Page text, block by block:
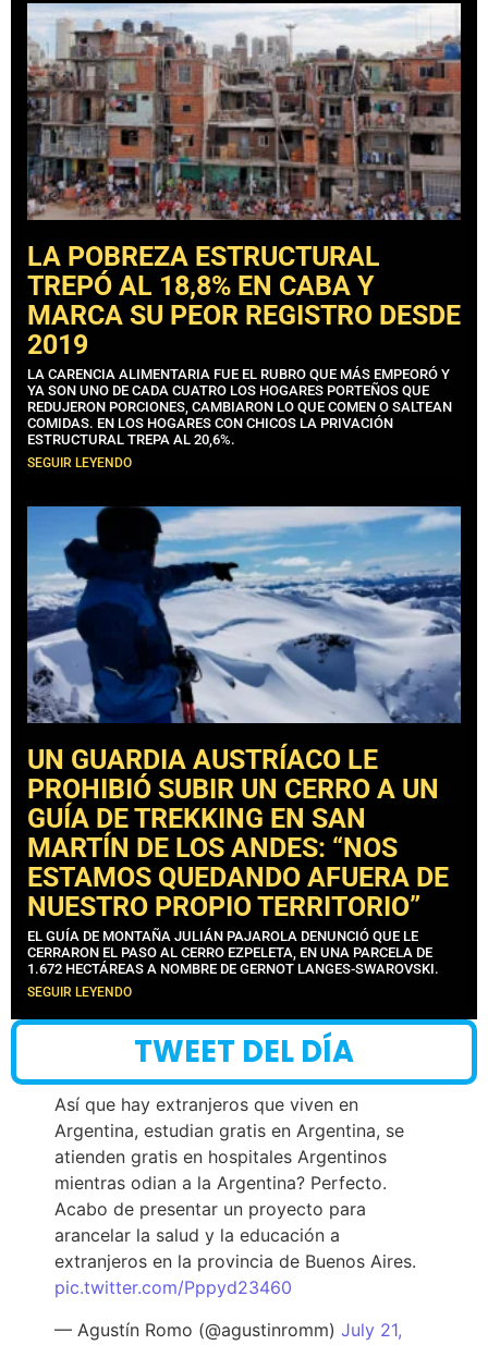
LA POBREZA ESTRUCTURAL
TREPÓ AL 18,8% EN CABA Y
MARCA SU PEOR REGISTRO DESDE
2019
LA CARENCIA ALIMENTARIA FUE EL RUBRO QUE MÁS EMPEORÓ Y
YA SON UNO DE CADA CUATRO LOS HOGARES PORTEÑOS QUE
REDUJERON PORCIONES, CAMBIARON LO QUE COMEN O SALTEAN
COMIDAS. EN LOS HOGARES CON CHICOS LA PRIVACIÓN
ESTRUCTURAL TREPA AL 20,6%.
SEGUIR LEYENDO
UN GUARDIA AUSTRÍACO LE
PROHIBIÓ SUBIR UN CERRO A UN
GUÍA DE TREKKING EN SAN
MARTÍN DE LOS ANDES: “NOS
ESTAMOS QUEDANDO AFUERA DE
NUESTRO PROPIO TERRITORIO”
EL GUÍA DE MONTAÑA JULIÁN PAJAROLA DENUNCIÓ QUE LE
CERRARON EL PASO AL CERRO EZPELETA, EN UNA PARCELA DE
1.672 HECTÁREAS A NOMBRE DE GERNOT LANGES-SWAROVSKI.
SEGUIR LEYENDO
TWEET DEL DÍA
Así que hay extranjeros que viven en
Argentina, estudian gratis en Argentina, se
atienden gratis en hospitales Argentinos
mientras odian a la Argentina? Perfecto.
Acabo de presentar un proyecto para
arancelar la salud y la educación a
extranjeros en la provincia de Buenos Aires.
pic.twitter.com/Pppyd23460
— Agustín Romo (@agustinromm) July 21,